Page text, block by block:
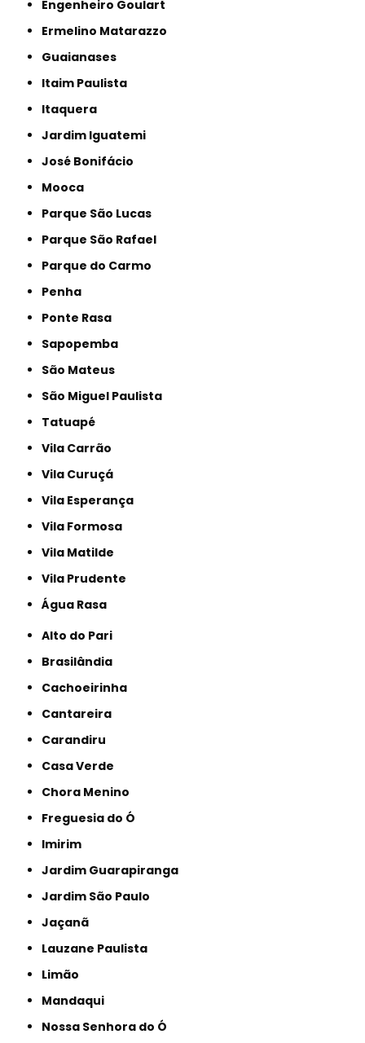
Engenheiro Goulart
Ermelino Matarazzo
Guaianases
Itaim Paulista
Itaquera
Jardim Iguatemi
José Bonifácio
Mooca
Parque São Lucas
Parque São Rafael
Parque do Carmo
Penha
Ponte Rasa
Sapopemba
São Mateus
São Miguel Paulista
Tatuapé
Vila Carrão
Vila Curuçá
Vila Esperança
Vila Formosa
Vila Matilde
Vila Prudente
Água Rasa
Alto do Pari
Brasilândia
Cachoeirinha
Cantareira
Carandiru
Casa Verde
Chora Menino
Freguesia do Ó
Imirim
Jardim Guarapiranga
Jardim São Paulo
Jaçanã
Lauzane Paulista
Limão
Mandaqui
Nossa Senhora do Ó